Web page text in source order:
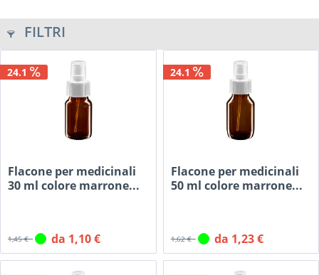
FILTRI
24.1
Flacone per medicinali
30 ml colore marrone...
1,45 € da 1,10 €
24.1
Flacone per medicinali
50 ml colore marrone...
1,62 € da 1,23 €